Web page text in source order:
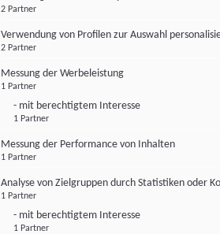
2 Partner
Verwendung von Profilen zur Auswahl
2 Partner
Messung der Werbeleistung
1 Partner
- mit berechtigtem Interesse
1 Partner
Messung der Performance von Inhalten
1 Partner
Analyse von Zielgruppen durch Statistiken oder
1 Partner
- mit berechtigtem Interesse
1 Partner